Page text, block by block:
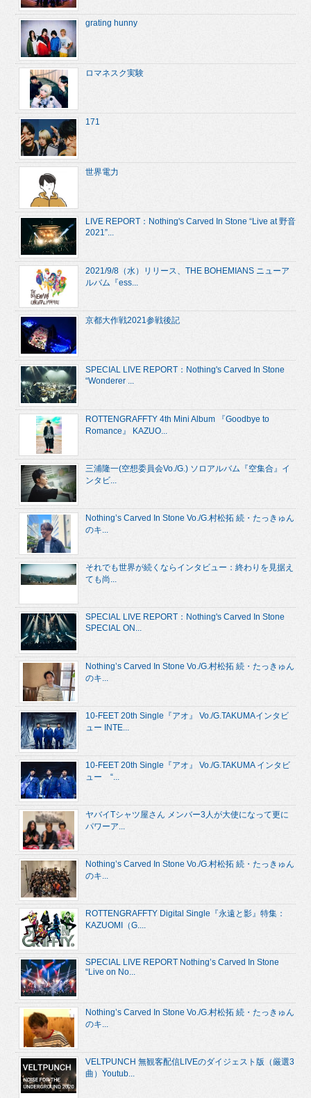
grating hunny
ロマネスク実験
171
世界電力
LIVE REPORT：Nothing's Carved In Stone “Live at 野音
2021”...
2021/9/8（水）リリース、THE BOHEMIANS ニューア
ルバム『ess...
京都大作戦2021参戦後記
SPECIAL LIVE REPORT：Nothing's Carved In Stone
“Wonderer ...
ROTTENGRAFFTY 4th Mini Album 『Goodbye to
Romance』 KAZUO...
三浦隆一(空想委員会Vo./G.) ソロアルバム『空集合』イ
ンタビ...
Nothing’s Carved In Stone Vo./G.村松拓 続・たっきゅん
のキ...
それでも世界が続くならインタビュー：終わりを見据え
ても尚...
SPECIAL LIVE REPORT：Nothing's Carved In Stone
SPECIAL ON...
Nothing’s Carved In Stone Vo./G.村松拓 続・たっきゅん
のキ...
10-FEET 20th Single『アオ』 Vo./G.TAKUMAインタビ
ュー INTE...
10-FEET 20th Single『アオ』 Vo./G.TAKUMA インタビ
ュー “...
ヤバイTシャツ屋さん メンバー3人が大使になって更に
パワーア...
Nothing’s Carved In Stone Vo./G.村松拓 続・たっきゅん
のキ...
ROTTENGRAFFTY Digital Single『永遠と影』特集：
KAZUOMI（G....
SPECIAL LIVE REPORT Nothing’s Carved In Stone
“Live on No...
Nothing’s Carved In Stone Vo./G.村松拓 続・たっきゅん
のキ...
VELTPUNCH 無観客配信LIVEのダイジェスト版（厳選3
曲）Youtub...